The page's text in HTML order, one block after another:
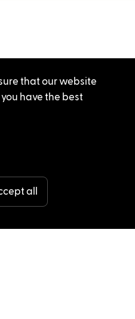
that our website
have the best
all